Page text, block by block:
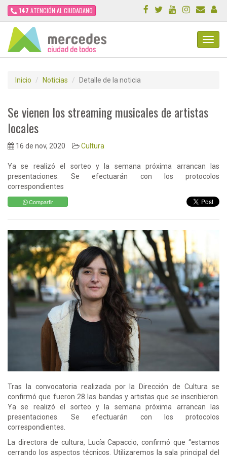
147 ATENCIÓN AL CIUDADANO
Inicio Noticias Detalle de la noticia
Se vienen los streaming musicales de artistas
locales
16 de nov, 2020 Cultura
Ya se realizó el sorteo y la semana próxima arrancan las
presentaciones. Se efectuarán con los protocolos
correspondientes
Compartir
Tras la convocatoria realizada por la Dirección de Cultura se
confirmó que fueron 28 las bandas y artistas que se inscribieron.
Ya se realizó el sorteo y la semana próxima arrancan las
presentaciones. Se efectuarán con los protocolos
correspondientes.
La directora de cultura, Lucía Capaccio, confirmó que “estamos
cerrando los aspectos técnicos. Utilizaremos la sala principal del